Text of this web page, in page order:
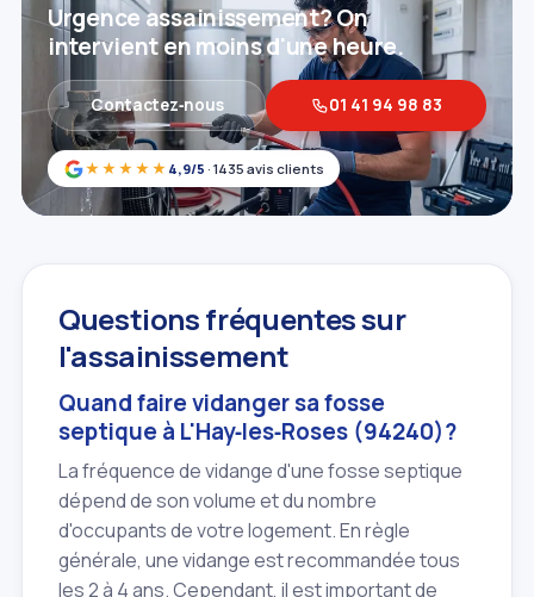
★★★★★ 4,9/5 · 1435 avis clients
Urgence assainissement? On
intervient en moins d'une heure.
Contactez‑nous 01 41 94 98 83
Questions fréquentes sur
l'assainissement
Quand faire vidanger sa fosse
septique à L'Hay‑les‑Roses (94240)?
La fréquence de vidange d'une fosse septique
dépend de son volume et du nombre
d'occupants de votre logement. En règle
générale, une vidange est recommandée tous
les 2 à 4 ans. Cependant, il est important de